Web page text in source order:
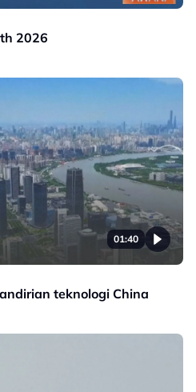
2026
01:40
teknologi China